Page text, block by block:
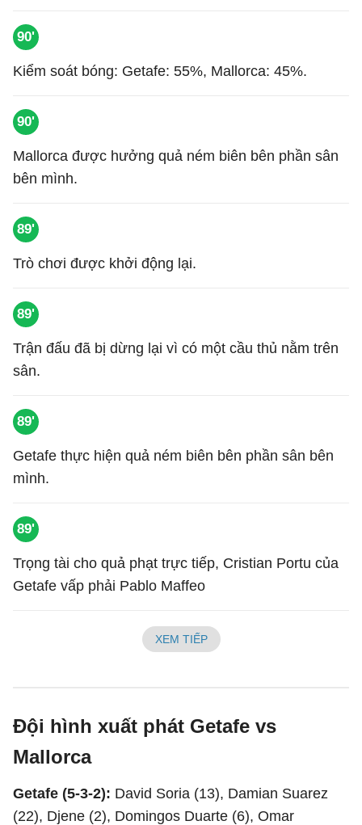
90'
Kiểm soát bóng: Getafe: 55%, Mallorca: 45%.
90'
Mallorca được hưởng quả ném biên bên phần sân
bên mình.
89'
Trò chơi được khởi động lại.
89'
Trận đấu đã bị dừng lại vì có một cầu thủ nằm trên
sân.
89'
Getafe thực hiện quả ném biên bên phần sân bên
mình.
89'
Trọng tài cho quả phạt trực tiếp, Cristian Portu của
Getafe vấp phải Pablo Maffeo
XEM TIẾP
Đội hình xuất phát Getafe vs
Mallorca
Getafe (5-3-2): David Soria (13), Damian Suarez
(22), Djene (2), Domingos Duarte (6), Omar